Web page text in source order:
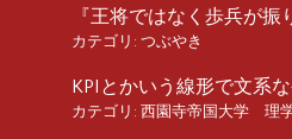
『王将ではなく歩兵が振
カテゴリ: つぶやき
KPIとかいう線形で文系
カテゴリ: 西園寺帝国大学 理